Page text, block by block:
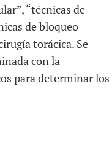
“técnicas de
de bloqueo
torácica. Se
con la
para determinar los